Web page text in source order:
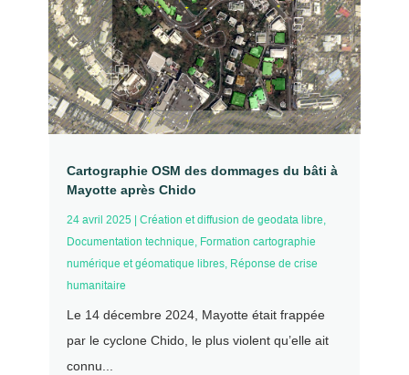
Cartographie OSM des dommages du bâti à
Mayotte après Chido
24 avril 2025 Création et diffusion de geodata libre,
Documentation technique, Formation cartographie
numérique et géomatique libres, Réponse de crise
humanitaire
Le 14 décembre 2024, Mayotte était frappée
par le cyclone Chido, le plus violent qu’elle ait
connu...